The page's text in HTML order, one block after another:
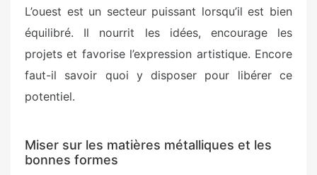
L’ouest est un secteur puissant lorsqu’il est bien
équilibré. Il nourrit les idées, encourage les
projets et favorise l’expression artistique. Encore
faut-il savoir quoi y disposer pour libérer ce
potentiel.
Miser sur les matières métalliques et les
bonnes formes